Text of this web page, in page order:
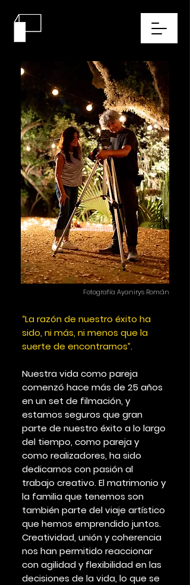
Fotografía Ayanirys Román
“La razón de nuestro éxito ha
sido, ni más, ni menos que la
suerte de encontrarnos”.
Nuestra vida como pareja
comenzó hace más de 25 años
en un set de filmación, y
estamos seguros que gran
parte de nuestro éxito a lo largo
del tiempo, como pareja y
como realizadores, ha sido
dedicarnos con pasión al
trabajo creativo. El matrimonio y
la familia que tenemos son
también parte del viaje artístico
que hemos emprendido juntos.
Creatividad, unión y coherencia
nos han permitido reaccionar
con agilidad y flexibilidad en las
decisiones de la vida, lo que se